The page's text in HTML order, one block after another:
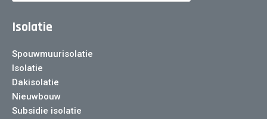
Isolatie
Spouwmuurisolatie
Isolatie
Dakisolatie
Nieuwbouw
Subsidie isolatie